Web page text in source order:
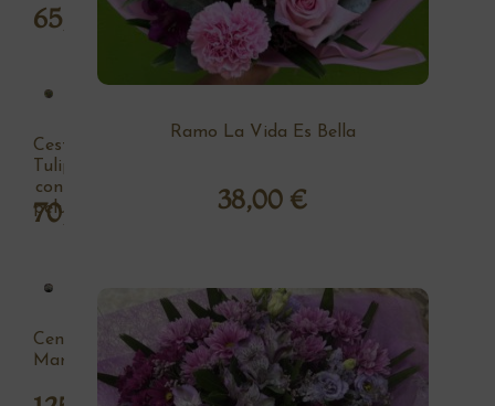
Ramo La Vida Es Bella
38,00 €
65,00 €
Cesta
Tulipan
con
peluche
70,00
Centro
Margaritas